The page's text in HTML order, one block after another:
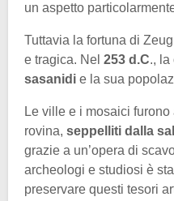
un aspetto
Tuttavia la fortuna di
e tragica. Nel 253 d.C., la
sasanidi e la sua
Le ville e i mosaici
rovina, seppelliti dalla
grazie a un’opera di
archeologi e studiosi è
preservare questi tesori